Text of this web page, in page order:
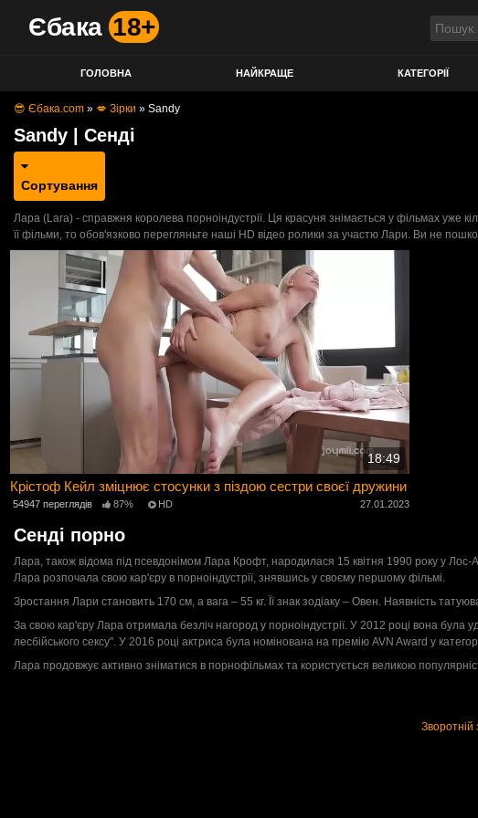
Єбака 18+
ГОЛОВНА НАЙКРАЩЕ КАТЕГОРІЇ
😎 Єбака.com » 💋 Зірки » Sandy
Sandy | Сенді
Сортування
Лара (Lara) - справжня королева порноіндустрії. Ця красуня знімається у фільмах уже
її фільми, то обов'язково перегляньте наші HD відео ролики за участю Лари. Ви не
18:49
Крістоф Кейл зміцнює стосунки з піздою сестри своєї дружини
54947 переглядів 87% HD 27.01.2023
Сенді порно
Лара, також відома під псевдонімом Лара Крофт, народилася 15 квітня 1990 року у
Лара розпочала свою кар'єру в порноіндустрії, знявшись у своєму першому фільмі.
Зростання Лари становить 170 см, а вага – 55 кг. Її знак зодіаку – Овен. Наявність
За свою кар'єру Лара отримала безліч нагород у порноіндустрії. У 2012 році вона
лесбійського сексу". У 2016 році актриса була номінована на премію AVN Award у
Лара продовжує активно зніматися в порнофільмах та користується великою
Зворотній